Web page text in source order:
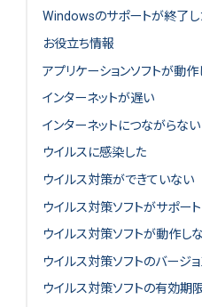
Windowsのサポートが終了し
お役立ち情報
アプリケーションソフトが動
インターネットが遅い
インターネットにつながらない
ウイルスに感染した
ウイルス対策ができていない
ウイルス対策ソフトがサポー
ウイルス対策ソフトが動作し
ウイルス対策ソフトのバージ
ウイルス対策ソフトの有効期